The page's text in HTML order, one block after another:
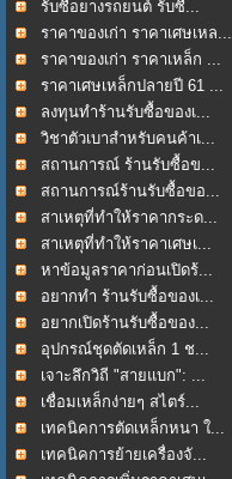
รับซื้อยางรถยนต์ รับซื...
ราคาของเก่า ราคาเศษเหล...
ราคาของเก่า ราคาเหล็ก ...
ราคาเศษเหล็กปลายปี 61 ...
ลงทุนทำร้านรับซื้อของเ...
วิชาตัวเบาสำหรับคนค้าเ...
สถานการณ์ ร้านรับซื้อข...
สถานการณ์ร้านรับซื้อขอ...
สาเหตุที่ทำให้ราคากระด...
สาเหตุที่ทำให้ราคาเศษเ...
หาข้อมูลราคาก่อนเปิดร้...
อยากทำ ร้านรับซื้อของเ...
อยากเปิดร้านรับซื้อของ...
อุปกรณ์ชุดตัดเหล็ก 1 ช...
เจาะลึกวิถี "สายแบก": ...
เชื่อมเหล็กง่ายๆ สไตร์...
เทคนิคการตัดเหล็กหนา ใ...
เทคนิคการย้ายเครื่องจั...